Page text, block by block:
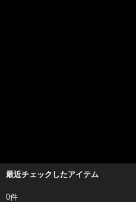
最近チェックしたアイテム
0件